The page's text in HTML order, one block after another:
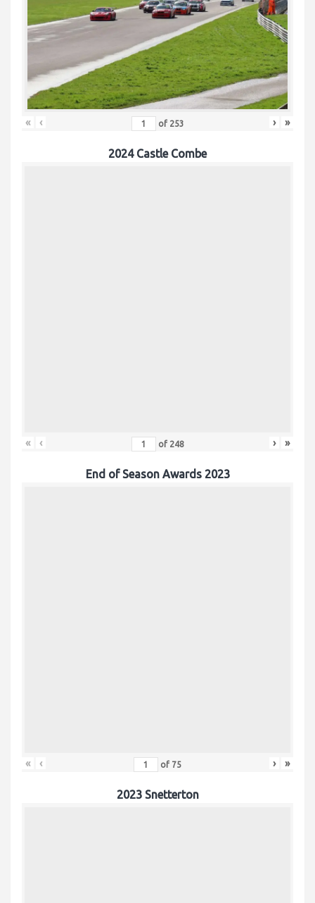
« ‹ of 253 › »
2024 Castle Combe
« ‹ of 248 › »
End of Season Awards 2023
« ‹ of 75 › »
2023 Snetterton